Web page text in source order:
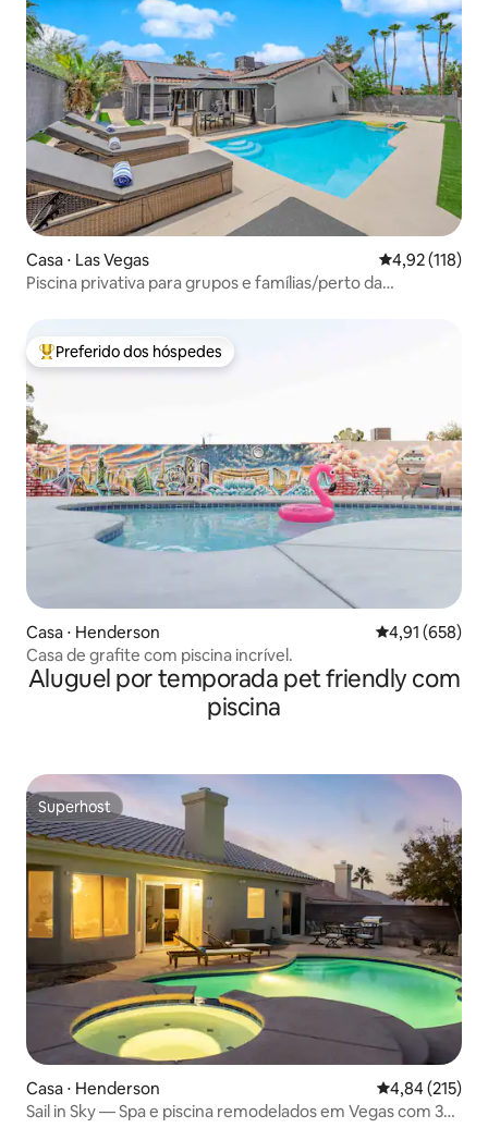
Casa ⋅ Las Vegas 4,92 de uma
4,92 (118)
Piscina privativa para grupos e famílias/perto da
Entre os melhores preferidos dos hóspedes
Preferido dos hóspedes
Casa ⋅ Henderson 4,91 de uma
4,91 (658)
Casa de grafite com piscina incrível.
Aluguel por temporada pet friendly com
piscina
Superhost
Superhost
Casa ⋅ Henderson 4,84 de uma
4,84 (215)
Sail in Sky — Spa e piscina remodelados em Vegas com 3